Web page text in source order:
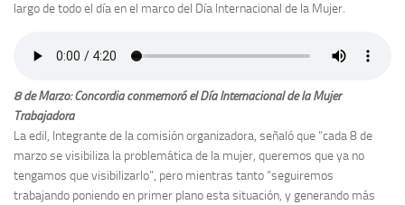
largo de todo el día en el marco del Día Internacional de la Mujer.
8 de Marzo: Concordia conmemoró el Día Internacional de la Mujer
Trabajadora
La edil, Integrante de la comisión organizadora, señaló que “cada 8 de
marzo se visibiliza la problemática de la mujer, queremos que ya no
tengamos que visibilizarlo”, pero mientras tanto “seguiremos
trabajando poniendo en primer plano esta situación, y generando más